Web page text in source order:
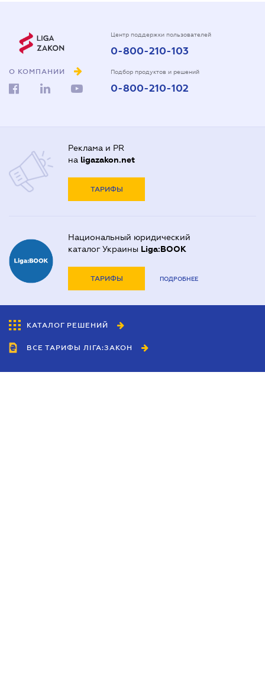
О КОМПАНИИ
Центр поддержки пользователей
0-800-210-103
Подбор продуктов и решений
0-800-210-102
Реклама и PR
на ligazakon.net
ТАРИФЫ
Национальный юридический
каталог Украины Liga:BOOK
ТАРИФЫ ПОДРОБНЕЕ
КАТАЛОГ РЕШЕНИЙ
ВСЕ ТАРИФЫ ЛІГА:ЗАКОН